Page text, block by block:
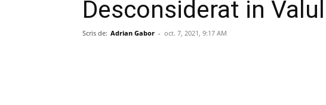
Desconsiderat in
Scris de: Adrian Gabor - oct. 7, 2021, 9:17 AM